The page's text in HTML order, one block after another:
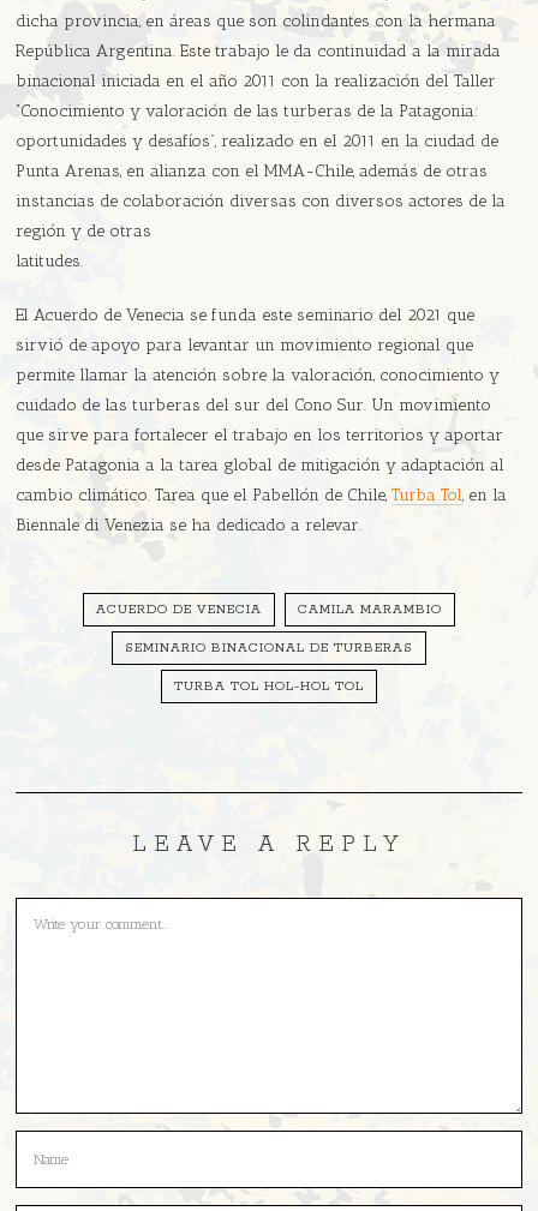
dicha provincia, en áreas que son colindantes con la hermana
República Argentina. Este trabajo le da continuidad a la mirada
binacional iniciada en el año 2011 con la realización del Taller
“Conocimiento y valoración de las turberas de la Patagonia:
oportunidades y desafíos”, realizado en el 2011 en la ciudad de
Punta Arenas, en alianza con el MMA-Chile, además de otras
instancias de colaboración diversas con diversos actores de la
región y de otras
latitudes.
El Acuerdo de Venecia se funda este seminario del 2021 que
sirvió de apoyo para levantar un movimiento regional que
permite llamar la atención sobre la valoración, conocimiento y
cuidado de las turberas del sur del Cono Sur. Un movimiento
que sirve para fortalecer el trabajo en los territorios y aportar
desde Patagonia a la tarea global de mitigación y adaptación al
cambio climático. Tarea que el Pabellón de Chile,Turba Tol, en la
Biennale di Venezia se ha dedicado a relevar.
ACUERDO DE VENECIA CAMILA MARAMBIO
SEMINARIO BINACIONAL DE TURBERAS
TURBA TOL HOL-HOL TOL
LEAVE A REPLY